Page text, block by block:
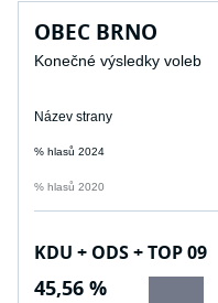
OBEC BRNO
Konečné výsledky voleb
Název strany
% hlasů 2024
% hlasů 2020
KDU + ODS + TOP 09
45,56 %